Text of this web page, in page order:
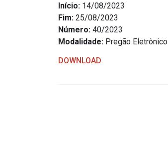
Transparência
Portal da Transparência
Radar da Transparência
Início: 14/08/2023
Fim: 25/08/2023
Número: 40/2023
Modalidade: Pregão Eletrônico
DOWNLOAD